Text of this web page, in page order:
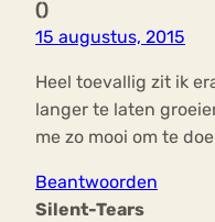
()
15 augustus, 2015
Heel toevallig zit ik
langer te laten
me zo mooi om te
Beantwoorden
Silent-Tears